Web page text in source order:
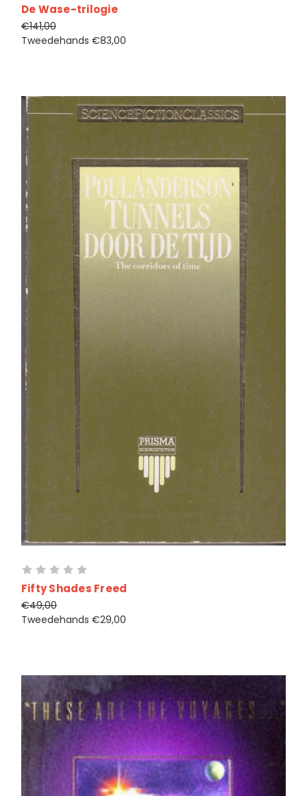
De Wase-trilogie
€141,00
Tweedehands €83,00
Fifty Shades Freed
€49,00
Tweedehands €29,00